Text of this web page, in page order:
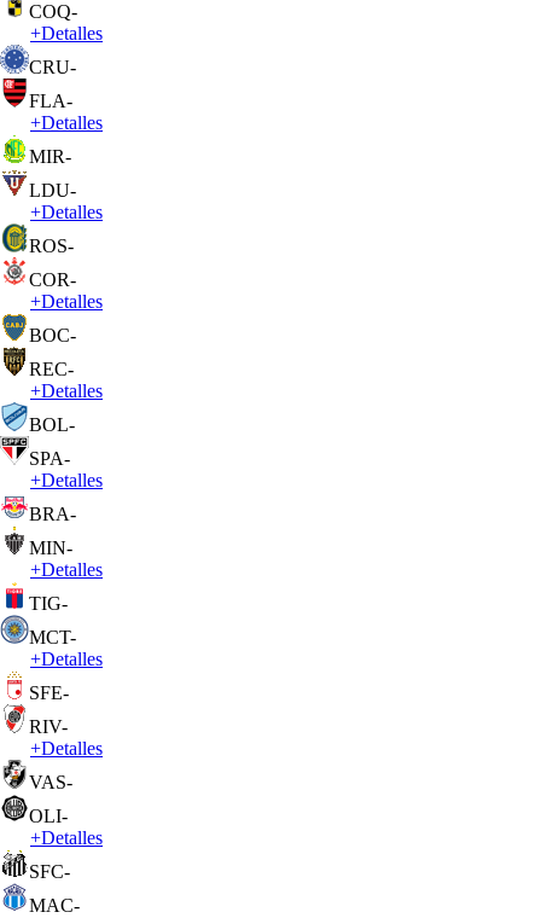
COQ-
+Detalles
CRU-
FLA-
+Detalles
MIR-
LDU-
+Detalles
ROS-
COR-
+Detalles
BOC-
REC-
+Detalles
BOL-
SPA-
+Detalles
BRA-
MIN-
+Detalles
TIG-
MCT-
+Detalles
SFE-
RIV-
+Detalles
VAS-
OLI-
+Detalles
SFC-
MAC-